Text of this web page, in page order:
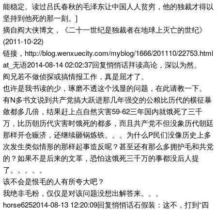
能稳定。读过吕氏春秋的毛泽东让中国人人贫穷，他的独裁才得以
坚持到他死的那一刻。]
摘自阎大侠博文，《二十一世纪是独裁者在地球上灭亡的世纪》
(2011-10-22)
链接，http://blog.wenxuecity.com/myblog/1666/201110/22753.html
at_无语2014-08-14 02:02:37回复悄悄话拜读高论，深以为然。
阎兄若不做侦探或搞情报工作，真是屈才了。
也许是我书读的少，琢磨不透这个浅显的问题，在此请教一下。
有N多书文说到共产党搞大跃进那几年强交的公粮比历代的横征暴
敛都多几倍，结果赶上点自然灾害59-62三年国内就饿死了三千
万，比历朝历代灾害时饿死的都多，而且共产党不但没象历代朝廷
那样开仓赈济，还继续砸锅炼铁。。。为什么P民们没像历史上多
次发生类似情形的那样起事造反呢？甚至还有那么多拥护毛和共党
的？如果不是后来的文革，恐怕这饿死三千万的事都没后人提
了。。。。。
该不会是恨毛的人有所夸大吧？
我绝非毛粉，仅仅是对该问题没想出解答来。。。
horse6252014-08-13 12:20:09回复悄悄话石假装：这不，打到“四